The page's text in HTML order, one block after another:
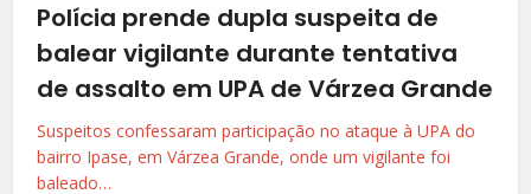
Polícia prende dupla suspeita de
balear vigilante durante tentativa
de assalto em UPA de Várzea Grande
Suspeitos confessaram participação no ataque à UPA do
bairro Ipase, em Várzea Grande, onde um vigilante foi
baleado…